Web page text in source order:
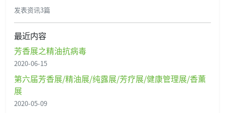
发表资讯3篇
最近内容
芳香展之精油抗病毒
2020-06-15
第六届芳香展/精油展/纯露展/芳疗展/健康管理展/香薰
展
2020-05-09